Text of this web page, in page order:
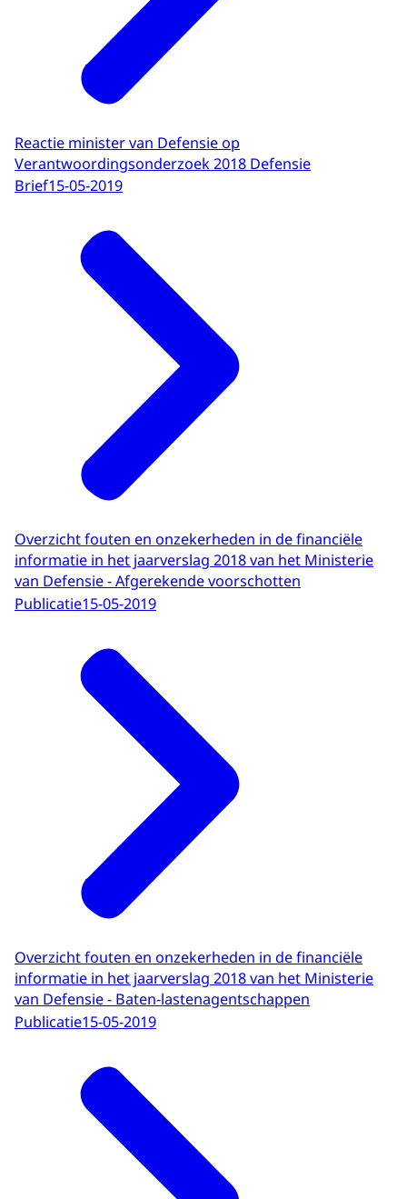
Reactie minister van Defensie op
Verantwoordingsonderzoek 2018 Defensie
Brief15-05-2019
Overzicht fouten en onzekerheden in de financiële
informatie in het jaarverslag 2018 van het Ministerie
van Defensie - Afgerekende voorschotten
Publicatie15-05-2019
Overzicht fouten en onzekerheden in de financiële
informatie in het jaarverslag 2018 van het Ministerie
van Defensie - Baten-lastenagentschappen
Publicatie15-05-2019